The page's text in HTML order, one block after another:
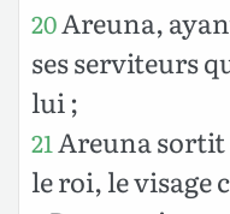
20Areuna,
ses serviteurs
lui ;
21 Areuna sortit
le roi, le visage